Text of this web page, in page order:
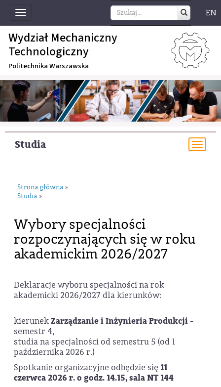
Toggle
navigation
EN
Wydział Mechaniczny
Technologiczny
Politechnika Warszawska
Studia
Strona główna »
Studia »
Wybory specjalności
rozpoczynających się w roku
akademickim 2026/2027
Deklaracje wyboru specjalności na rok
akademicki 2026/2027 dla kierunków:
kierunekZarządzanie i Inżynieria Produkcji -
semestr 4,
studia na specjalności od semestru 5 (od 1
października 2026 r.)
Spotkanie organizacyjne odbędzie się 11
czerwca 2026 r. o godz. 14.15, sala NT 144